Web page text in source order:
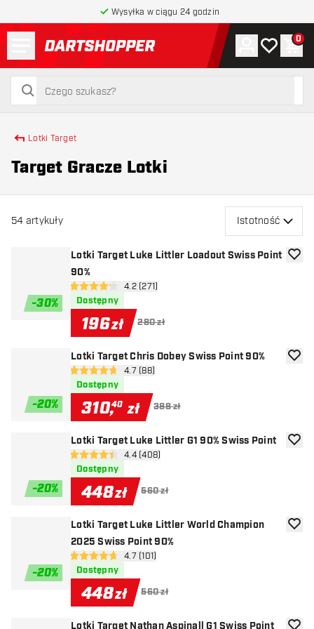
Wysyłka w ciągu 24 godzin
powrót do strony głównej
szukaj
szukaj
Konto
Moja lista
0
Lotki Target
Target Gracze Lotki
54 artykuły Istotność
-30%
Lotki Target Luke Littler Loadout Swiss Point
90%
otwórz panel recenzji
4.2 gwiazdki oceny
4.2 (271)
Dostępny
196zł 280 zł
-20%
Lotki Target Chris Dobey Swiss Point 90%
otwórz panel recenzji
4.7 gwiazdki oceny
4.7 (88)
Dostępny
310,40 zł 388 zł
-20%
Lotki Target Luke Littler G1 90% Swiss Point
otwórz panel recenzji
4.4 gwiazdki oceny
4.4 (408)
Dostępny
448zł 560 zł
-20%
Lotki Target Luke Littler World Champion
2025 Swiss Point 90%
otwórz panel recenzji
4.7 gwiazdki oceny
4.7 (101)
Dostępny
448zł 560 zł
Lotki Target Nathan Aspinall G1 Swiss Point